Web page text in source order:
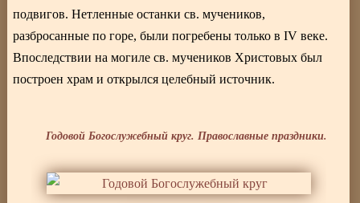
подвигов. Нетленные останки св. мучеников,
разбросанные по горе, были погребены только в IV веке.
Впоследствии на могиле св. мучеников Христовых был
построен храм и открылся целебный источник.
Годовой Богослужебный круг. Православные праздники.